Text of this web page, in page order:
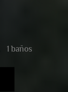
1 baños